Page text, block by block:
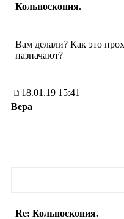
Кольпоскопия.
Вам делали? Как это
назначают?
18.01.19 15:41
Вера
Re: Кольпоскопия.